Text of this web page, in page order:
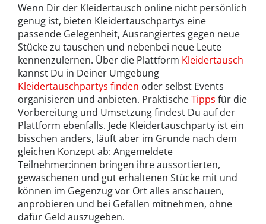
Wenn Dir der Kleidertausch online nicht persönlich
genug ist, bieten Kleidertauschpartys eine
passende Gelegenheit, Ausrangiertes gegen neue
Stücke zu tauschen und nebenbei neue Leute
kennenzulernen. Über die Plattform Kleidertausch
kannst Du in Deiner Umgebung
Kleidertauschpartys finden oder selbst Events
organisieren und anbieten. PraktischeTipps für die
Vorbereitung und Umsetzung findest Du auf der
Plattform ebenfalls. Jede Kleidertauschparty ist ein
bisschen anders, läuft aber im Grunde nach dem
gleichen Konzept ab: Angemeldete
Teilnehmer:innen bringen ihre aussortierten,
gewaschenen und gut erhaltenen Stücke mit und
können im Gegenzug vor Ort alles anschauen,
anprobieren und bei Gefallen mitnehmen, ohne
dafür Geld auszugeben.